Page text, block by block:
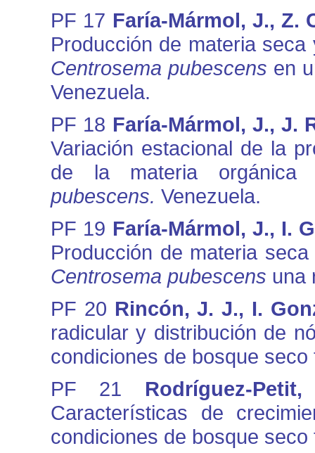
PF 17 Faría-Mármol, J., Z.
Producción de materia
Centrosema pubescens en
Venezuela.
PF 18 Faría-Mármol, J., J.
Variación estacional de la
de la materia
pubescens. Venezuela.
PF 19 Faría-Mármol, J., I.
Producción de materia
Centrosema pubescens una
PF 20 Rincón, J. J., I.
radicular y distribución de
condiciones de bosque
PF 21 Rodríguez-
Características de
condiciones de bosque